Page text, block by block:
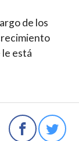
de los
está